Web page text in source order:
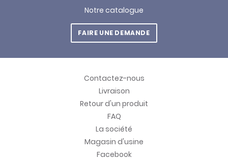
Notre catalogue
FAIRE UNE DEMANDE
Contactez-nous
Livraison
Retour d'un produit
FAQ
La société
Magasin d'usine
Facebook